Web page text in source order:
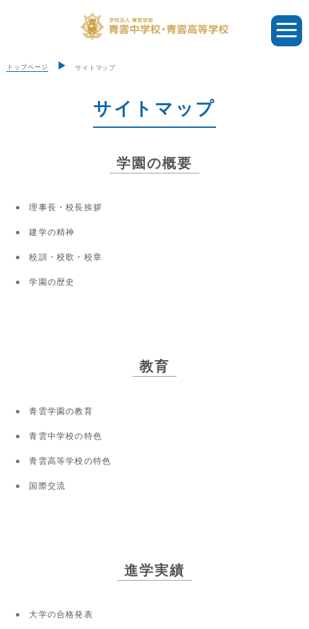
トップページ サイトマップ
サイトマップ
学園の概要
理事長・校長挨拶
建学の精神
校訓・校歌・校章
学園の歴史
教育
青雲学園の教育
青雲中学校の特色
青雲高等学校の特色
国際交流
進学実績
大学の合格発表